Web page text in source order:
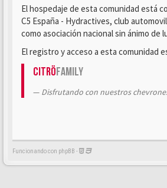
El hospedaje de esta comunidad está
C5 España - Hydractives, club
como asociación nacional sin ánimo de
El registro y acceso a esta comunidad
CitröFamily
Disfrutando con nuestros
Funcionando con phpBB -